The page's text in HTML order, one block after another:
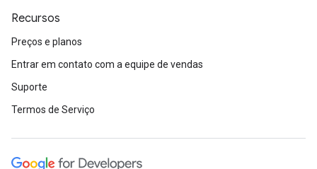
Recursos
Preços e planos
Entrar em contato com a equipe de vendas
Suporte
Termos de Serviço